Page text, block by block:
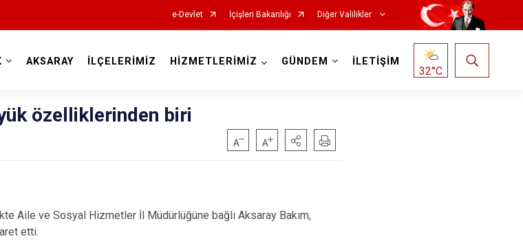
e-Devlet İçişleri Bakanlığı Diğer Valilikler
AKSARAY İLÇELERİMİZ HİZMETLERİMİZ GÜNDEM İLETİŞİM
32°C
özelliklerinden biri
Aile ve Sosyal Hizmetler İl Müdürlüğüne bağlı Aksaray Bakım,
etti.